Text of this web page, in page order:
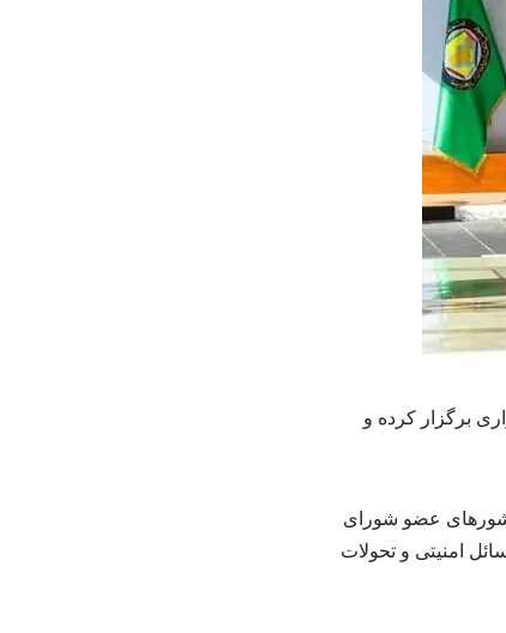
برگزار کرده و
عضو شورای
امنیتی و تحولات